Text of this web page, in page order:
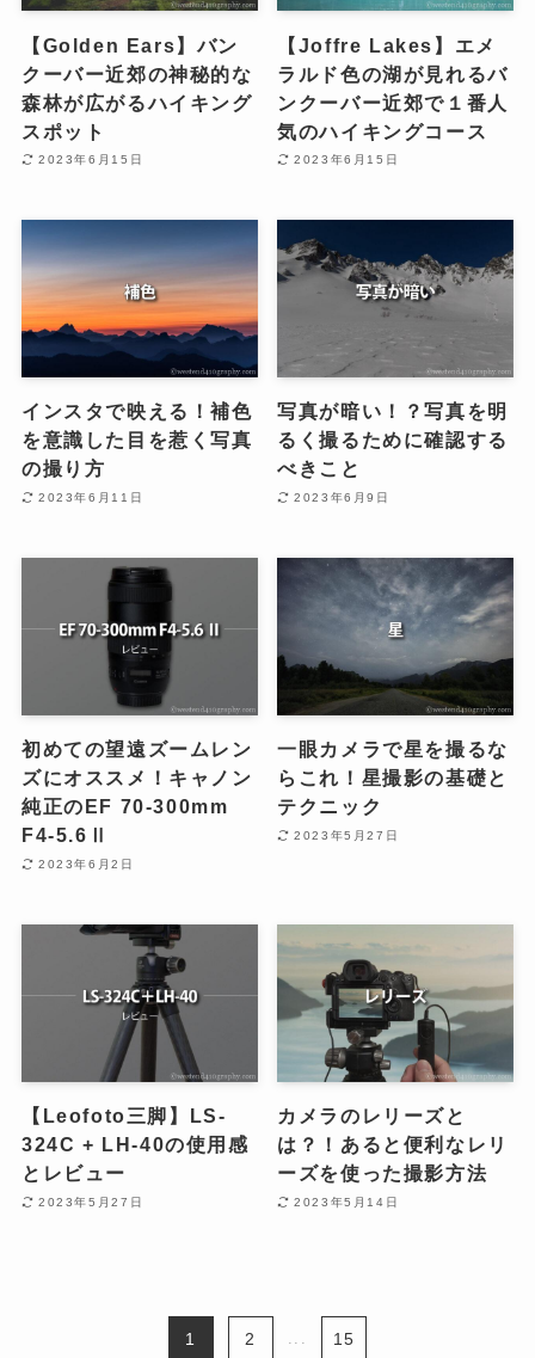
【Golden Ears】バン
クーバー近郊の神秘的な
森林が広がるハイキング
スポット
2023年6月15日
【Joffre Lakes】エメ
ラルド色の湖が見れるバ
ンクーバー近郊で１番人
気のハイキングコース
2023年6月15日
インスタで映える！補色
を意識した目を惹く写真
の撮り方
2023年6月11日
写真が暗い！？写真を明
るく撮るために確認する
べきこと
2023年6月9日
初めての望遠ズームレン
ズにオススメ！キャノン
純正のEF 70-300mm
F4-5.6Ⅱ
2023年6月2日
一眼カメラで星を撮るな
らこれ！星撮影の基礎と
テクニック
2023年5月27日
【Leofoto三脚】LS-
324C + LH-40の使用感
とレビュー
2023年5月27日
カメラのレリーズと
は？！あると便利なレリ
ーズを使った撮影方法
2023年5月14日
1 2 ... 15